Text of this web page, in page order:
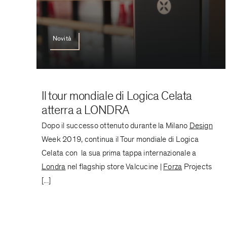
Novità
Il tour mondiale di Logica Celata
atterra a LONDRA
Dopo il successo ottenuto durante la Milano Design
Week 2019, continua il Tour mondiale di Logica
Celata con la sua prima tappa internazionale a
Londra nel flagship store Valcucine | Forza Projects
[...]